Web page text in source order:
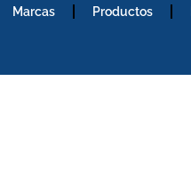
Marcas Productos